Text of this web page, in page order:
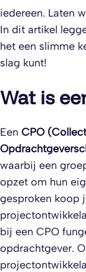
iedereen. Laten
In dit artikel
het een slimme
slag kunt!
Wat is
Een CPO
waarbij een
opzet om hun
gesproken koop
bij een CPO
opdrachtgever.